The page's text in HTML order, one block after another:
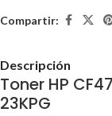
Compartir:
Descripción
Toner HP
23KPG